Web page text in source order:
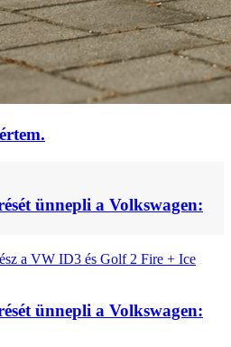
ünnepli a Volkswagen:
ünnepli a Volkswagen: